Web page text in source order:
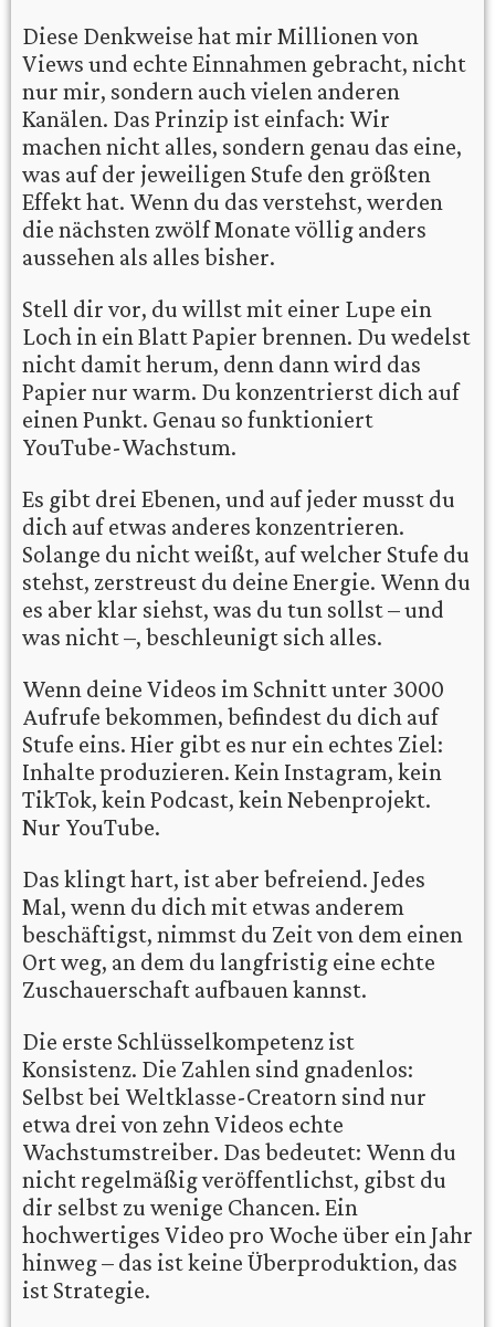
Diese Denkweise hat mir Millionen von
Views und echte Einnahmen gebracht, nicht
nur mir, sondern auch vielen anderen
Kanälen. Das Prinzip ist einfach: Wir
machen nicht alles, sondern genau das eine,
was auf der jeweiligen Stufe den größten
Effekt hat. Wenn du das verstehst, werden
die nächsten zwölf Monate völlig anders
aussehen als alles bisher.
Stell dir vor, du willst mit einer Lupe ein
Loch in ein Blatt Papier brennen. Du wedelst
nicht damit herum, denn dann wird das
Papier nur warm. Du konzentrierst dich auf
einen Punkt. Genau so funktioniert
YouTube-Wachstum.
Es gibt drei Ebenen, und auf jeder musst du
dich auf etwas anderes konzentrieren.
Solange du nicht weißt, auf welcher Stufe du
stehst, zerstreust du deine Energie. Wenn du
es aber klar siehst, was du tun sollst – und
was nicht –, beschleunigt sich alles.
Wenn deine Videos im Schnitt unter 3000
Aufrufe bekommen, befindest du dich auf
Stufe eins. Hier gibt es nur ein echtes Ziel:
Inhalte produzieren. Kein Instagram, kein
TikTok, kein Podcast, kein Nebenprojekt.
Nur YouTube.
Das klingt hart, ist aber befreiend. Jedes
Mal, wenn du dich mit etwas anderem
beschäftigst, nimmst du Zeit von dem einen
Ort weg, an dem du langfristig eine echte
Zuschauerschaft aufbauen kannst.
Die erste Schlüsselkompetenz ist
Konsistenz. Die Zahlen sind gnadenlos:
Selbst bei Weltklasse-Creatorn sind nur
etwa drei von zehn Videos echte
Wachstumstreiber. Das bedeutet: Wenn du
nicht regelmäßig veröffentlichst, gibst du
dir selbst zu wenige Chancen. Ein
hochwertiges Video pro Woche über ein Jahr
hinweg – das ist keine Überproduktion, das
ist Strategie.